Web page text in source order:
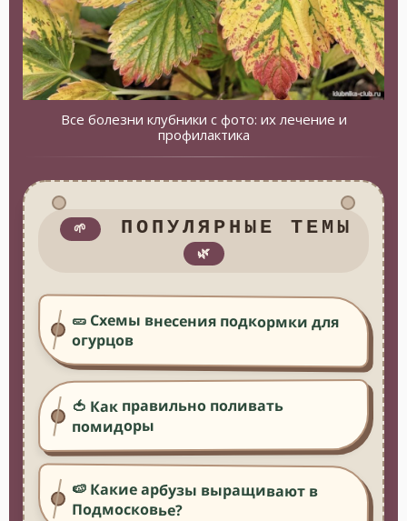
Все болезни клубники с фото: их лечение и
профилактика
🌱 ПОПУЛЯРНЫЕ ТЕМЫ
🌿
🥒 Схемы внесения подкормки для
огурцов
🍅 Как правильно поливать
помидоры
🍉 Какие арбузы выращивают в
Подмосковье?